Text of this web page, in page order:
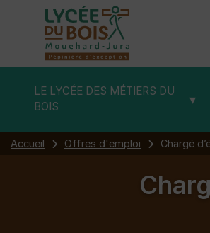
LE LYCÉE DES MÉTIERS DU
BOIS
▾
Accueil Offres d'emploi Chargé